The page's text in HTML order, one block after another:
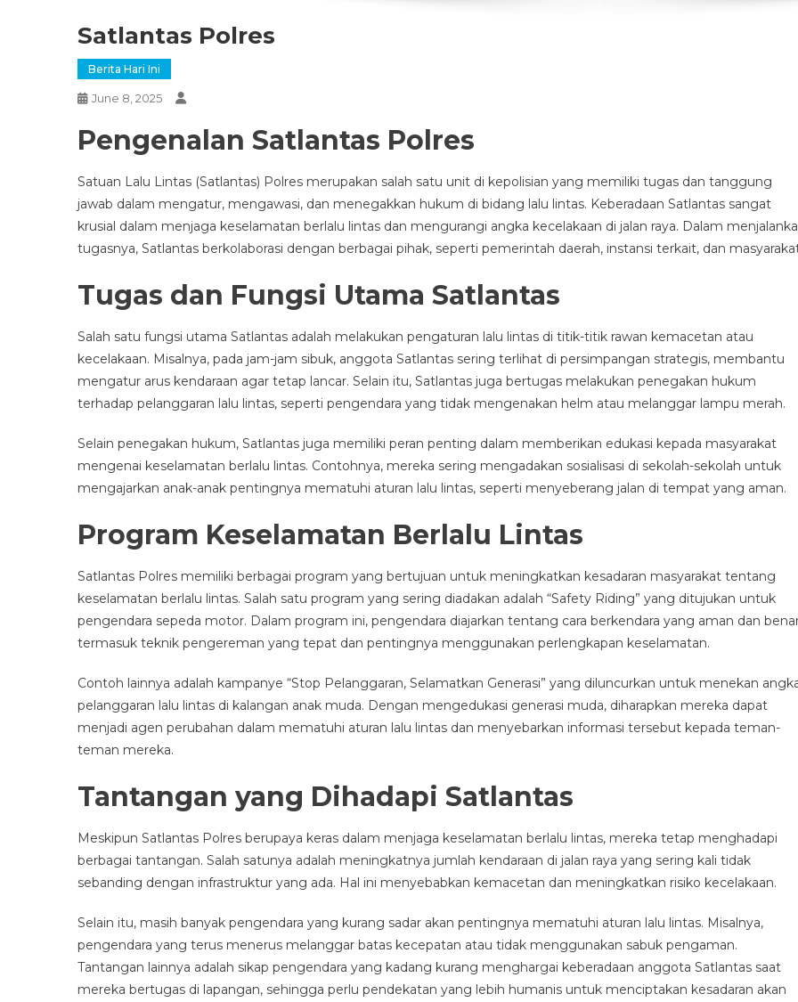
Satlantas Polres
Berita Hari Ini
June 8, 2025
Pengenalan Satlantas Polres
Satuan Lalu Lintas (Satlantas) Polres merupakan salah satu unit di kepolisian yang memiliki tugas dan tanggung
jawab dalam mengatur, mengawasi, dan menegakkan hukum di bidang lalu lintas. Keberadaan Satlantas sangat
krusial dalam menjaga keselamatan berlalu lintas dan mengurangi angka kecelakaan di jalan raya. Dalam
tugasnya, Satlantas berkolaborasi dengan berbagai pihak, seperti pemerintah daerah, instansi terkait, dan
Tugas dan Fungsi Utama Satlantas
Salah satu fungsi utama Satlantas adalah melakukan pengaturan lalu lintas di titik-titik rawan kemacetan atau
kecelakaan. Misalnya, pada jam-jam sibuk, anggota Satlantas sering terlihat di persimpangan strategis, membantu
mengatur arus kendaraan agar tetap lancar. Selain itu, Satlantas juga bertugas melakukan penegakan hukum
terhadap pelanggaran lalu lintas, seperti pengendara yang tidak mengenakan helm atau melanggar lampu merah.
Selain penegakan hukum, Satlantas juga memiliki peran penting dalam memberikan edukasi kepada masyarakat
mengenai keselamatan berlalu lintas. Contohnya, mereka sering mengadakan sosialisasi di sekolah-sekolah untuk
mengajarkan anak-anak pentingnya mematuhi aturan lalu lintas, seperti menyeberang jalan di tempat yang aman.
Program Keselamatan Berlalu Lintas
Satlantas Polres memiliki berbagai program yang bertujuan untuk meningkatkan kesadaran masyarakat tentang
keselamatan berlalu lintas. Salah satu program yang sering diadakan adalah “Safety Riding” yang ditujukan untuk
pengendara sepeda motor. Dalam program ini, pengendara diajarkan tentang cara berkendara yang aman dan
termasuk teknik pengereman yang tepat dan pentingnya menggunakan perlengkapan keselamatan.
Contoh lainnya adalah kampanye “Stop Pelanggaran, Selamatkan Generasi” yang diluncurkan untuk menekan
pelanggaran lalu lintas di kalangan anak muda. Dengan mengedukasi generasi muda, diharapkan mereka dapat
menjadi agen perubahan dalam mematuhi aturan lalu lintas dan menyebarkan informasi tersebut kepada teman-
teman mereka.
Tantangan yang Dihadapi Satlantas
Meskipun Satlantas Polres berupaya keras dalam menjaga keselamatan berlalu lintas, mereka tetap menghadapi
berbagai tantangan. Salah satunya adalah meningkatnya jumlah kendaraan di jalan raya yang sering kali tidak
sebanding dengan infrastruktur yang ada. Hal ini menyebabkan kemacetan dan meningkatkan risiko kecelakaan.
Selain itu, masih banyak pengendara yang kurang sadar akan pentingnya mematuhi aturan lalu lintas. Misalnya,
pengendara yang terus menerus melanggar batas kecepatan atau tidak menggunakan sabuk pengaman.
Tantangan lainnya adalah sikap pengendara yang kadang kurang menghargai keberadaan anggota Satlantas saat
mereka bertugas di lapangan, sehingga perlu pendekatan yang lebih humanis untuk menciptakan kesadaran akan